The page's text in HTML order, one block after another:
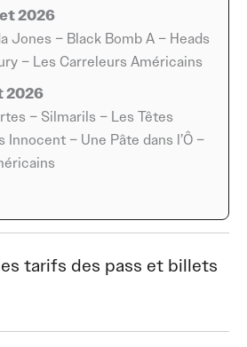
Fest réussit à créer une ambiance
électrique, où la scène devient un
les passionnés et les curieux.
par sa capacité à offrir une
fédératrice, où la musique sert de
le cœur des festivaliers au
tout en restant accessibles à
à Les Herbiers offre un cadre
2026
Jones – Black Bomb A – Heads
– Les Carreleurs Américains
2026
– Silmarils – Les Têtes
Innocent – Une Pâte dans l’Ô –
tarifs des pass et billets